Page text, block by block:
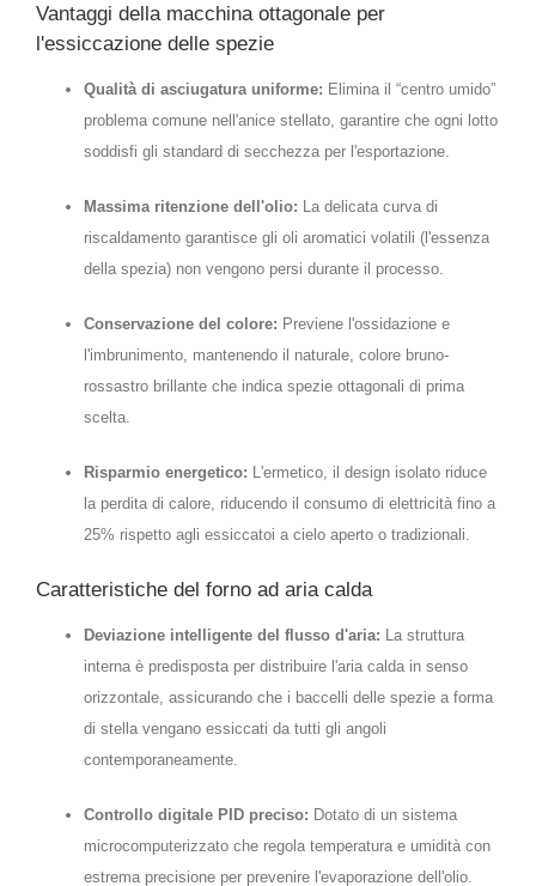
Vantaggi della macchina ottagonale per
l'essiccazione delle spezie
Qualità di asciugatura uniforme: Elimina il “centro umido”
problema comune nell'anice stellato, garantire che ogni lotto
soddisfi gli standard di secchezza per l'esportazione.
Massima ritenzione dell'olio: La delicata curva di
riscaldamento garantisce gli oli aromatici volatili (l'essenza
della spezia) non vengono persi durante il processo.
Conservazione del colore: Previene l'ossidazione e
l'imbrunimento, mantenendo il naturale, colore bruno-
rossastro brillante che indica spezie ottagonali di prima
scelta.
Risparmio energetico: L'ermetico, il design isolato riduce
la perdita di calore, riducendo il consumo di elettricità fino a
25% rispetto agli essiccatoi a cielo aperto o tradizionali.
Caratteristiche del forno ad aria calda
Deviazione intelligente del flusso d'aria: La struttura
interna è predisposta per distribuire l'aria calda in senso
orizzontale, assicurando che i baccelli delle spezie a forma
di stella vengano essiccati da tutti gli angoli
contemporaneamente.
Controllo digitale PID preciso: Dotato di un sistema
microcomputerizzato che regola temperatura e umidità con
estrema precisione per prevenire l'evaporazione dell'olio.